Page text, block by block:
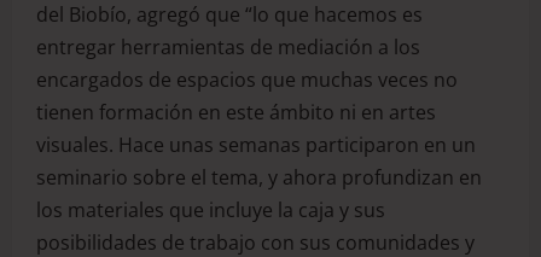
del Biobío, agregó que “lo que hacemos es
entregar herramientas de mediación a los
encargados de espacios que muchas veces no
tienen formación en este ámbito ni en artes
visuales. Hace unas semanas participaron en un
seminario sobre el tema, y ahora profundizan en
los materiales que incluye la caja y sus
posibilidades de trabajo con sus comunidades y